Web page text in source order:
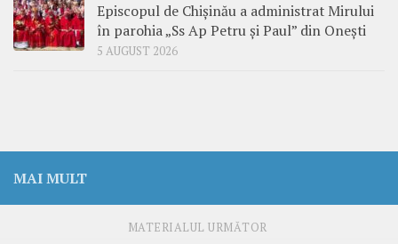
Episcopul de Chișinău a administrat Mirului
în parohia „Ss Ap Petru și Paul” din Onești
5 AUGUST 2026
MAI MULT
MATERIALUL URMĂTOR